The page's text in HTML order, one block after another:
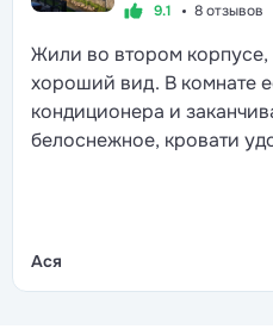
9.1
8 отзывов
Жили во втором
хороший вид. В комнате
кондиционера и
белоснежное, кровати
ресторане под караоке.
Ася